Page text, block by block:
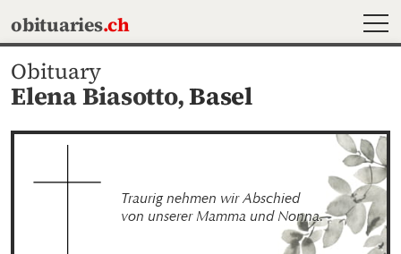
obituaries.ch
Obituary
Elena Biasotto,Basel
Traurig nehmen wir Abschied
von unserer Mamma und Nonna.